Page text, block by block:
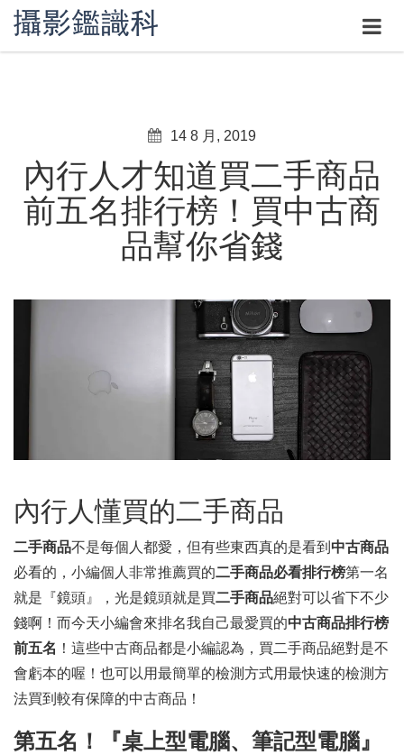
14 8 月, 2019
內行人才知道買二手商品
前五名排行榜！買中古商
品幫你省錢
內行人懂買的二手商品
二手商品不是每個人都愛，但有些東西真的是看到 中古商品
必看的，小編個人非常推薦買的二手商品必看排行榜第一名
就是『鏡頭』，光是鏡頭就是買二手商品絕對可以省下不少
錢啊！而今天小編會來排名我自己最愛買的中古商品排行榜
前五名 ！這些中古商品都是小編認為，買二手商品絕對是不
會虧本的喔！也可以用最簡單的檢測方式用最快速的檢測方
法買到較有保障的中古商品！
第五名！『桌上型電腦、筆記型電腦』